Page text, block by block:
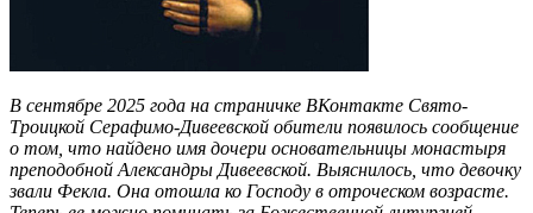
В сентябре 2025 года на страничке ВКонтакте Свято-
Троицкой Серафимо-Дивеевской обители появилось сообщение
о том, что найдено имя дочери основательницы монастыря
преподобной Александры Дивеевской. Выяснилось, что девочку
звали Фекла. Она отошла ко Господу в отроческом возрасте.